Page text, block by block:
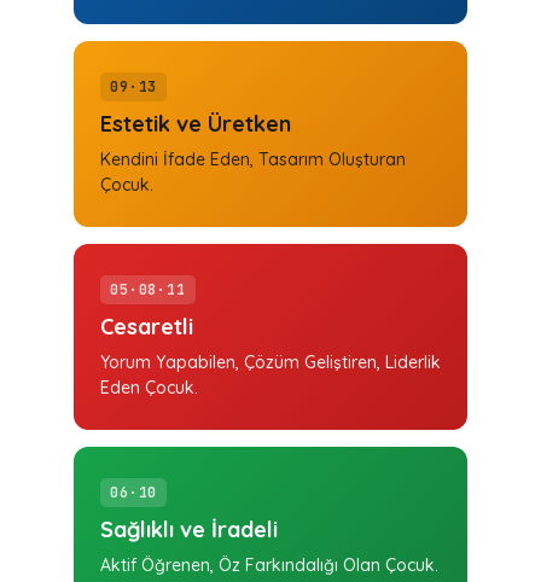
09·13
Estetik ve Üretken
Kendini İfade Eden, Tasarım Oluşturan
Çocuk.
05·08·11
Cesaretli
Yorum Yapabilen, Çözüm Geliştiren, Liderlik
Eden Çocuk.
06·10
Sağlıklı ve İradeli
Aktif Öğrenen, Öz Farkındalığı Olan Çocuk.